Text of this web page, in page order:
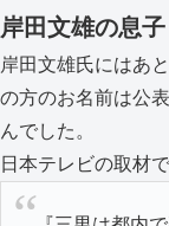
岸田文雄の息
岸田文雄氏にはあ
の方のお名前は公
んでした。
日本テレビの取材